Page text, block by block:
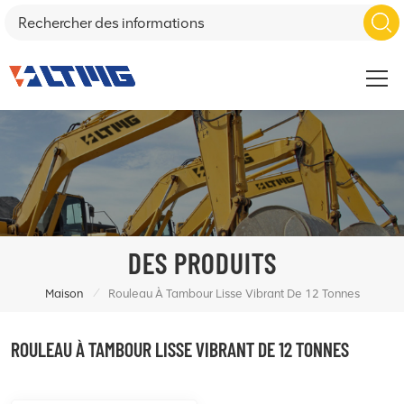
DES PRODUITS
Maison / Rouleau À Tambour Lisse Vibrant De 12 Tonnes
ROULEAU À TAMBOUR LISSE VIBRANT DE 12 TONNES